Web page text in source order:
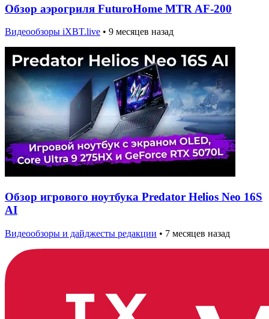
Обзор аэрогриля FuturoHome MTR AF-200
Видеообзоры iXBT.live • 9 месяцев назад
Обзор игрового ноутбука Predator Helios Neo 16S
AI
Видеообзоры и дайджесты редакции • 7 месяцев назад